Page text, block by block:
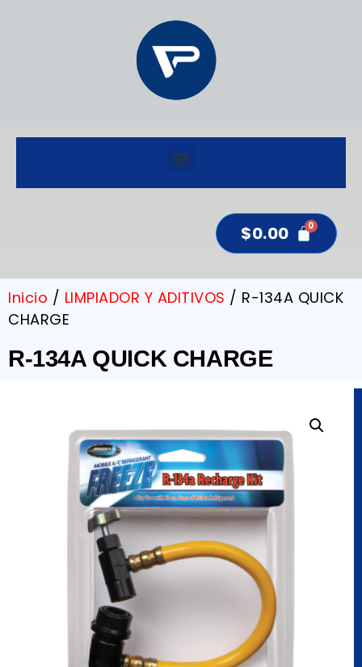
$0.00
Inicio / LIMPIADOR Y ADITIVOS / R-134A QUICK
CHARGE
R-134A QUICK CHARGE